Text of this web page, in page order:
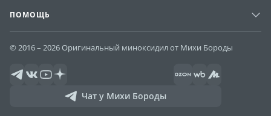
ПОМОЩЬ
© 2016 – 2026 Оригинальный миноксидил от Михи Бороды
Чат у Михи Бороды